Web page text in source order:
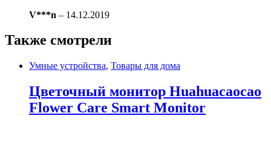
V***n – 14.12.2019
Также смотрели
Умные устройства, Товары для дома
Цветочный монитор Huahuacaocao
Flower Care Smart Monitor